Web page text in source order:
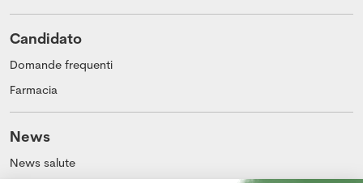
Candidato
Domande frequenti
Farmacia
News
News salute